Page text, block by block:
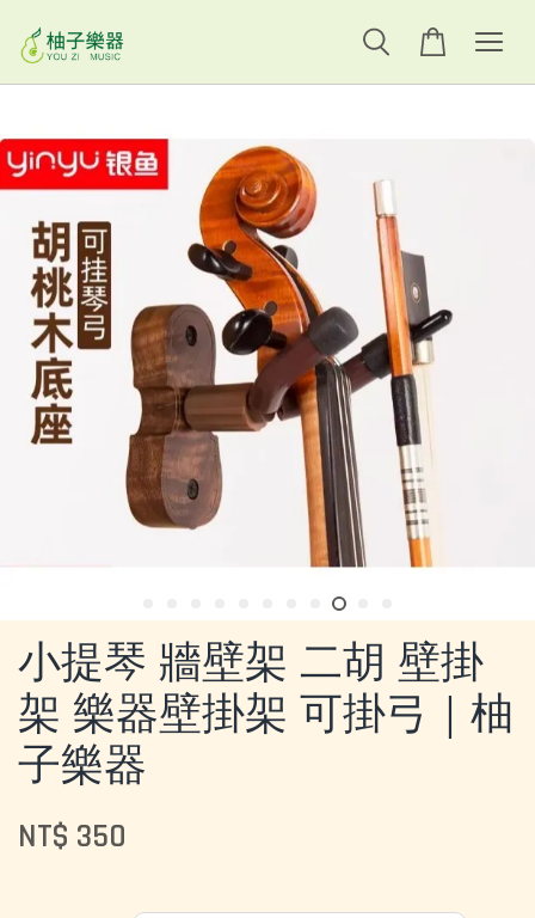
小提琴 牆壁架 二胡 壁掛
架 樂器壁掛架 可掛弓｜柚
子樂器
NT$ 350